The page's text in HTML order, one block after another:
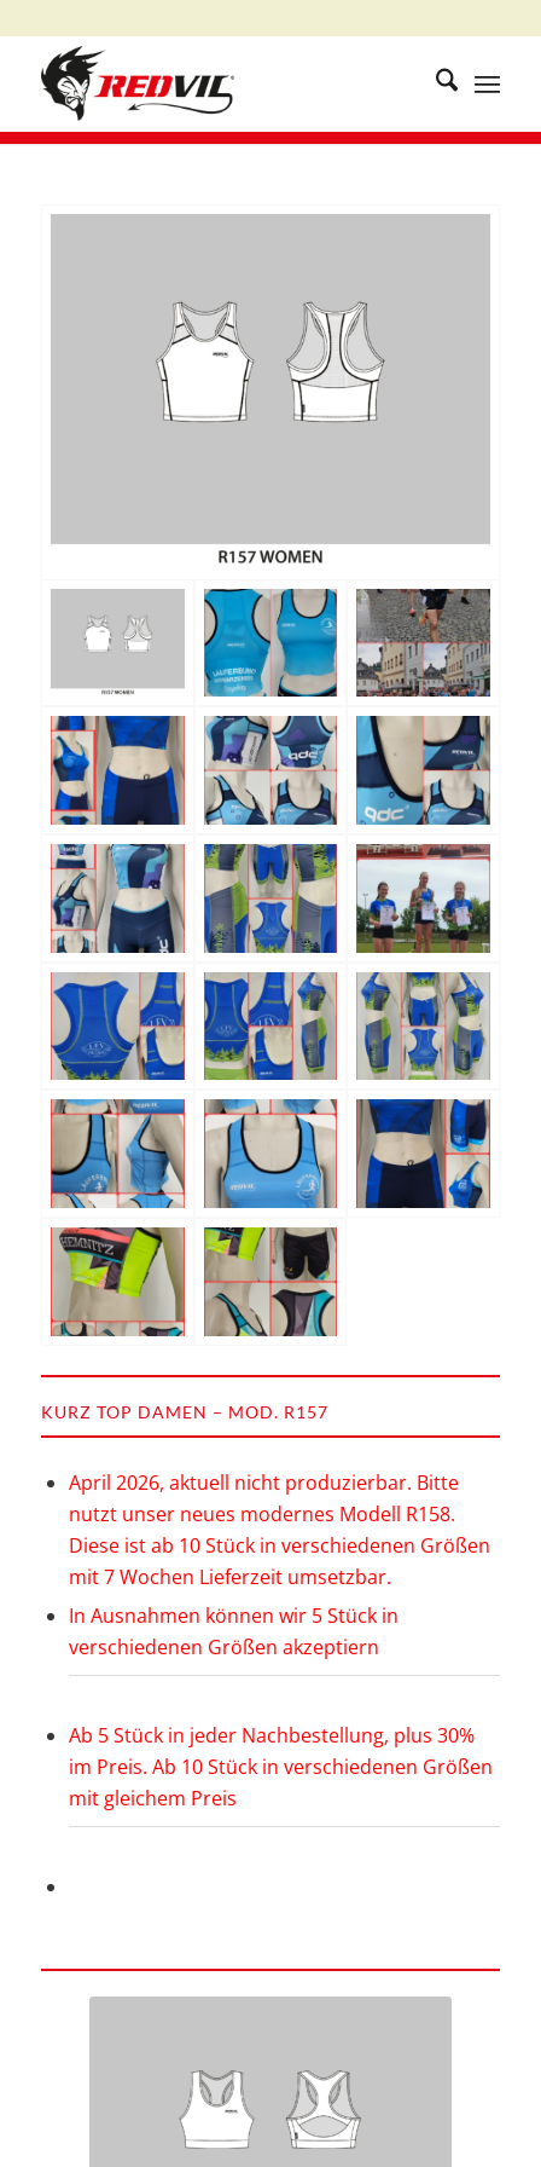
KURZ TOP DAMEN – MOD. R157
April 2026, aktuell nicht produzierbar. Bitte
nutzt unser neues modernes Modell R158.
Diese ist ab 10 Stück in verschiedenen Größen
mit 7 Wochen Lieferzeit umsetzbar.
In Ausnahmen können wir 5 Stück in
verschiedenen Größen akzeptiern
Ab 5 Stück in jeder Nachbestellung, plus 30%
im Preis. Ab 10 Stück in verschiedenen Größen
mit gleichem Preis